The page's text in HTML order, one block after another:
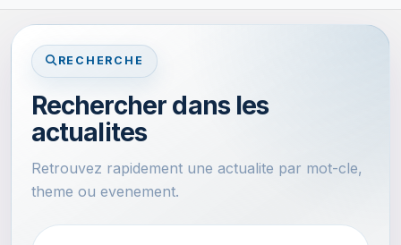
RECHERCHE
Rechercher dans les
actualites
Retrouvez rapidement une actualite par mot-cle,
theme ou evenement.
Festival.article.hiddenLabel